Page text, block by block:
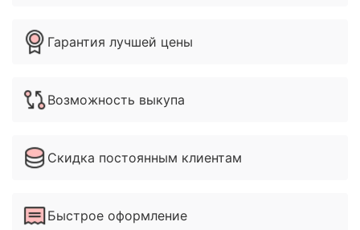
Гарантия лучшей цены
Возможность выкупа
Скидка постоянным клиентам
Быстрое оформление